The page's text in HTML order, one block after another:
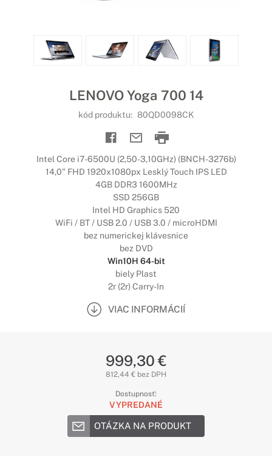
LENOVO Yoga 700 14
kód produktu: 80QD0098CK
Intel Core i7-6500U (2,50-3,10GHz) (BNCH-3276b)
14,0" FHD 1920x1080px Lesklý Touch IPS LED
4GB DDR3 1600MHz
SSD 256GB
Intel HD Graphics 520
WiFi / BT / USB 2.0 / USB 3.0 / microHDMI
bez numerickej klávesnice
bez DVD
Win10H 64-bit
biely Plast
2r (2r) Carry-In
VIAC INFORMÁCIÍ
999,30 €
812,44 € bez DPH
Dostupnosť:
VYPREDANÉ
OTÁZKA NA PRODUKT